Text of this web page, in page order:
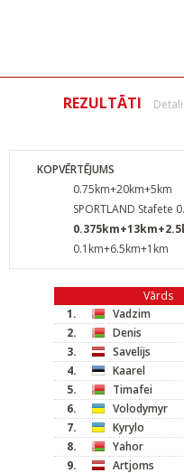
REZULTĀTI
KOPVĒRTĒJUMS
0.75km+20km+5km
SPORTLAND Stafete
0.1km+6.5km+1km
Vārds
1.
Vadzim
2.
Denis
3.
Savelijs
4.
Kaarel
5.
Timafei
6.
Volodymyr
7.
Kyrylo
8.
Yahor
9.
Artjoms